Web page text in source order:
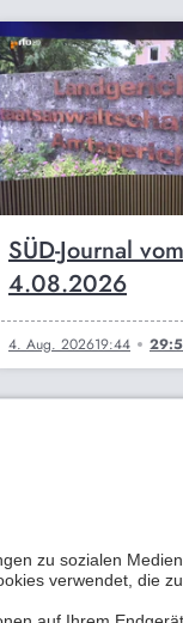
SÜD-Journal
4.08.2026
4. Aug. 202619:44